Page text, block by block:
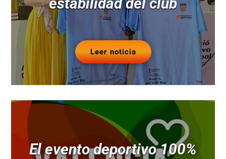
Leer noticia
El evento deportivo 100%